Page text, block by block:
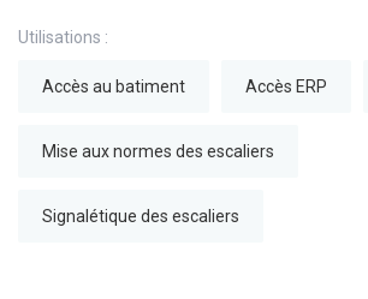
Utilisations :
Accès au batiment Accès ERP
Mise aux normes des escaliers
Signalétique des escaliers